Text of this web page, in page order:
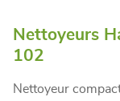
Nettoyeurs
102
Nettoyeur